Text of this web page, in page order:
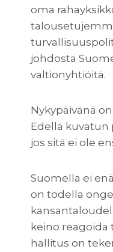
oma
johdosta
valtionyhtiöitä.
Nykypäivänä
Edellä kuvatun
jos sitä ei ole
Suomella ei
on todella
keino reagoida
hallitus on